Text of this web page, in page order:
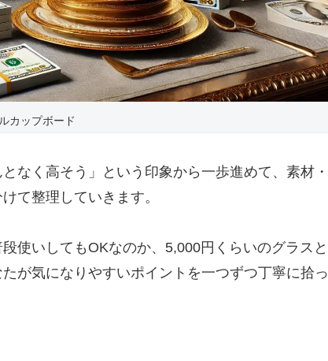
カップボード
なく高そう」という印象から一歩進めて、素材・
て整理していきます。
使いしてもOKなのか、5,000円くらいのグラスと
が気になりやすいポイントを一つずつ丁寧に拾っ